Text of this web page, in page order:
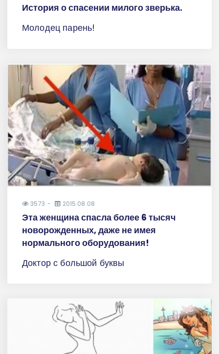
История о спасении милого зверька.
Молодец парень!
3573 2015.08.08
Эта женщина спасла более 6 тысяч
новорожденных, даже не имея
нормального оборудования!
Доктор с большой буквы